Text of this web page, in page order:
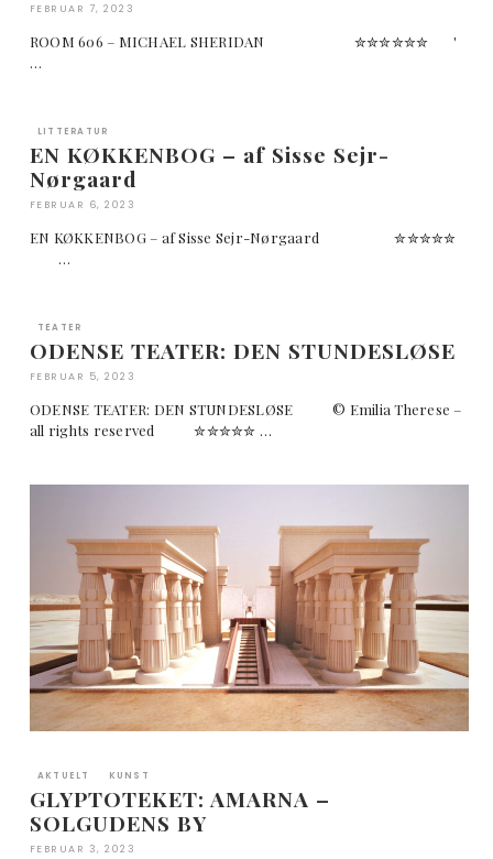
FEBRUAR 7, 2023
ROOM 606 – MICHAEL SHERIDAN ✮✮✮✮✮✮ '
…
LITTERATUR
EN KØKKENBOG – af Sisse Sejr-
Nørgaard
FEBRUAR 6, 2023
EN KØKKENBOG – af Sisse Sejr-Nørgaard ✮✮✮✮✮
…
TEATER
ODENSE TEATER: DEN STUNDESLØSE
FEBRUAR 5, 2023
ODENSE TEATER: DEN STUNDESLØSE © Emilia Therese –
all rights reserved ✮✮✮✮✮ …
AKTUELT KUNST
GLYPTOTEKET: AMARNA –
SOLGUDENS BY
FEBRUAR 3, 2023